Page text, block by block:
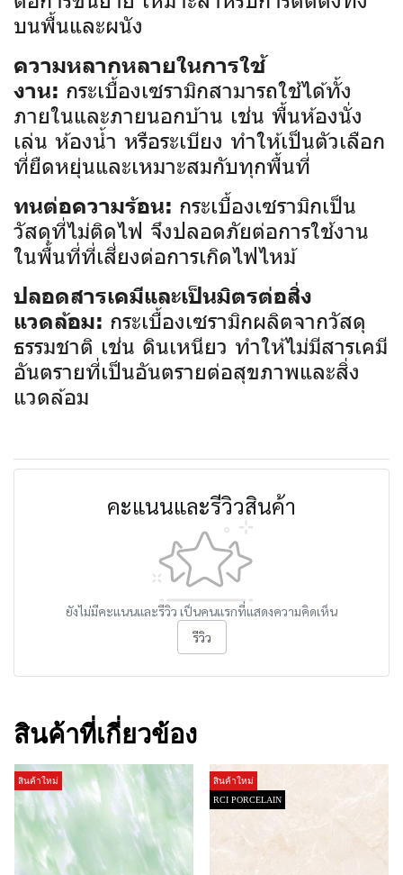
บนพื้นและผนัง
ความหลากหลายในการใช้
งาน: กระเบื้องเซรามิกสามารถใช้ได้ทั้ง
ภายในและภายนอกบ้าน เช่น พื้นห้องนั่ง
เล่น ห้องน้ำ หรือระเบียง ทำให้เป็นตัวเลือก
ที่ยืดหยุ่นและเหมาะสมกับทุกพื้นที่
ทนต่อความร้อน: กระเบื้องเซรามิกเป็น
วัสดุที่ไม่ติดไฟ จึงปลอดภัยต่อการใช้งาน
ในพื้นที่ที่เสี่ยงต่อการเกิดไฟไหม้
ปลอดสารเคมีและเป็นมิตรต่อสิ่ง
แวดล้อม: กระเบื้องเซรามิกผลิตจากวัสดุ
ธรรมชาติ เช่น ดินเหนียว ทำให้ไม่มีสารเคมี
อันตรายที่เป็นอันตรายต่อสุขภาพและสิ่ง
แวดล้อม
คะแนนและรีวิวสินค้า
ยังไม่มีคะแนนและรีวิว เป็นคนแรกที่แสดงความคิดเห็น
รีวิว
สินค้าที่เกี่ยวข้อง
สินค้าใหม่
สินค้าใหม่
RCI PORCELAIN